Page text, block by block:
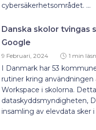
cybersäkerhetsområdet. ...
Danska skolor tvingas
Google
9 Februari, 2024 1 min
I Danmark har 53
rutiner kring
Workspace i skolorna.
dataskyddsmyndigheten,
insamling av elevdata sker